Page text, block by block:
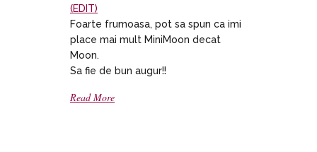
(EDIT)
Foarte frumoasa, pot sa spun ca imi
place mai mult MiniMoon decat
Moon.
Sa fie de bun augur!!
Read More